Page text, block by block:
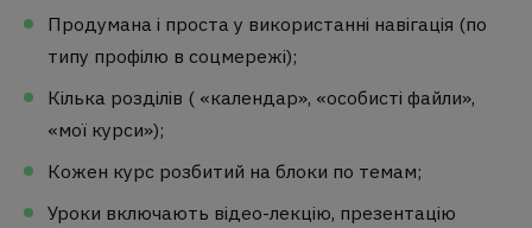
Продумана і проста у використанні навігація (по
типу профілю в соцмережі);
Кілька розділів ( «календар», «особисті файли»,
«мої курси»);
Кожен курс розбитий на блоки по темам;
Уроки включають відео-лекцію, презентацію